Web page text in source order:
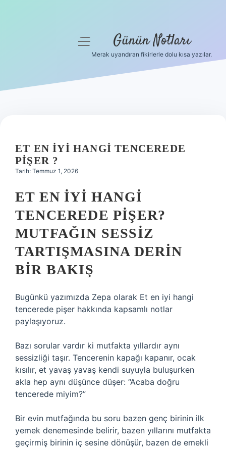
Hakkımızda
menüyü
Günün Notları
Merak uyandıran fikirlerle dolu kısa yazılar.
ET EN IYI HANGI TENCEREDE
PIŞER ?
Tarih: Temmuz 1, 2026
ET EN İYI HANGI
TENCEREDE PIŞER?
MUTFAĞIN SESSIZ
TARTIŞMASINA DERIN
BIR BAKIŞ
Bugünkü yazımızda Zepa olarak Et en iyi hangi
tencerede pişer hakkında kapsamlı notlar
paylaşıyoruz.
Bazı sorular vardır ki mutfakta yıllardır aynı
sessizliği taşır. Tencerenin kapağı kapanır, ocak
kısılır, et yavaş yavaş kendi suyuyla buluşurken
akla hep aynı düşünce düşer: “Acaba doğru
tencerede miyim?”
Bir evin mutfağında bu soru bazen genç birinin ilk
yemek denemesinde belirir, bazen yıllarını mutfakta
geçirmiş birinin iç sesine dönüşür, bazen de emekli